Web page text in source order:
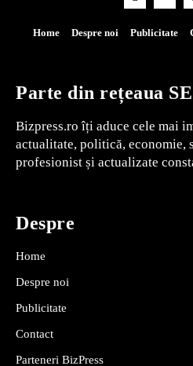
Home Despre noi Publicitate
Parte din rețeaua
Bizpress.ro îți aduce cele mai
actualitate, politică, economie,
profesionist și actualizate
Despre
Home
Despre noi
Publicitate
Contact
Parteneri BizPress